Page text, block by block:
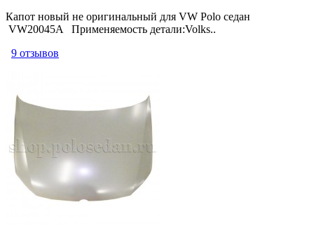
Капот новый не оригинальный для VW Polo седан
VW20045A Применяемость детали:Volks..
9 отзывов